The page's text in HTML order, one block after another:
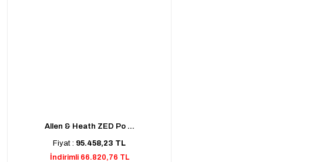
Allen & Heath ZED Po ...
Fiyat : 95.458,23 TL
İndirimli 66.820,76 TL